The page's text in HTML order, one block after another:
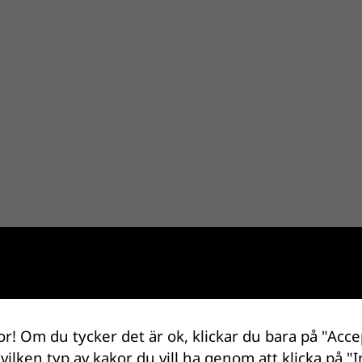
Om du tycker det är ok, klickar du bara på
typ av kakor du vill ha genom att klicka på